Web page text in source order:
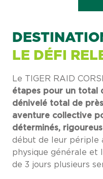
LE DÉFI
Le TIGER RAID
étapes pour un total
dénivelé total de
aventure collective
déterminés,
début de leur périple
physique générale et
de 3 jours plusieurs